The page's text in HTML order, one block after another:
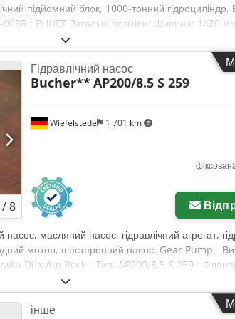
підйомний блок, 1000-тонний
; PHHET Загальні розміри: Ширина: 1420
тиск: 350 бар Рік виготовлення: 2017
циліндри: 1. Загальні розміри: 900 x 900
450 бар Вантажопідйомність: 1000 тонн
1400 кг Виробник: Schiess Defries Робочий
мм
/8
Wiefelstede 1 701 km
Гідравлічний насос
Bucher**AP200/8.5 S 259
насос, масляний насос, гідравлічний агрегат,
мотор, шестеренний насос, Gear Pump -
Djfx Am Rock - Тип: AP200/8.5 S 259 -
- Ціна: за штуку - Габаритні розміри: 84/
інше